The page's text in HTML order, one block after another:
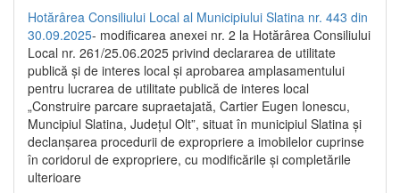
Hotărârea Consiliului Local al Municipiului Slatina nr. 443 din
30.09.2025- modificarea anexei nr. 2 la Hotărârea Consiliului
Local nr. 261/25.06.2025 privind declararea de utilitate
publică şi de interes local şi aprobarea amplasamentului
pentru lucrarea de utilitate publică de interes local
„Construire parcare supraetajată, Cartier Eugen Ionescu,
Muncipiul Slatina, Judeţul Olt”, situat în municipiul Slatina şi
declanşarea procedurii de expropriere a imobilelor cuprinse
în coridorul de expropriere, cu modificările şi completările
ulterioare